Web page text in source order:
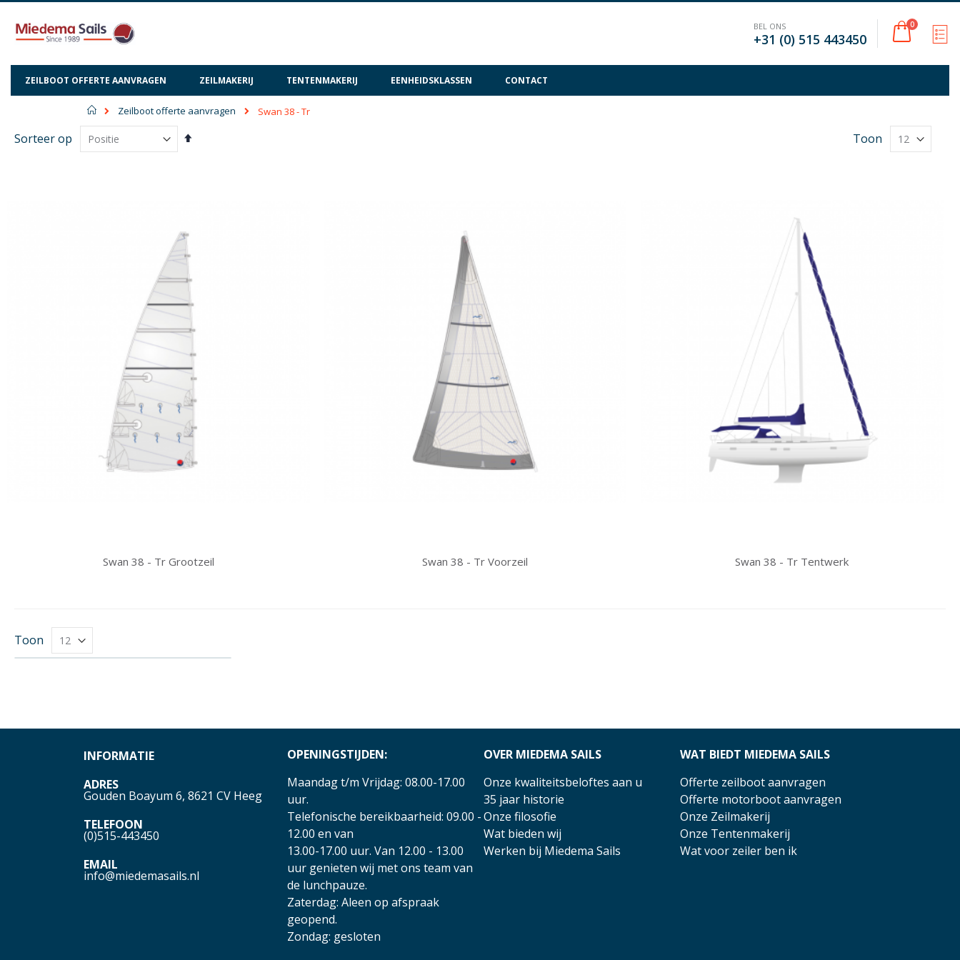
Cart
0
BEL ONS
+31 (0) 515 443450
ZEILBOOT OFFERTE AANVRAGEN ZEILMAKERIJ TENTENMAKERIJ EENHEIDSKLASSEN CONTACT
Home
Zeilboot offerte aanvragen Swan 38 - Tr
Sorteer op
Van
Toon
Swan 38 - Tr Grootzeil Swan 38 - Tr Voorzeil Swan 38 - Tr Tentwerk
Toon
INFORMATIE
ADRES
Gouden Boayum 6, 8621 CV Heeg
TELEFOON
(0)515-443450
EMAIL
info@miedemasails.nl
OPENINGSTIJDEN:
Maandag t/m Vrijdag: 08.00-17.00
uur.
Telefonische bereikbaarheid: 09.00 -
12.00 en van
13.00-17.00 uur. Van 12.00 - 13.00
uur genieten wij met ons team van
de lunchpauze.
Zaterdag: Aleen op afspraak
geopend.
Zondag: gesloten
OVER MIEDEMA SAILS
Onze kwaliteitsbeloftes aan u
35 jaar historie
Onze filosofie
Wat bieden wij
Werken bij Miedema Sails
WAT BIEDT MIEDEMA SAILS
Offerte zeilboot aanvragen
Offerte motorboot aanvragen
Onze Zeilmakerij
Onze Tentenmakerij
Wat voor zeiler ben ik